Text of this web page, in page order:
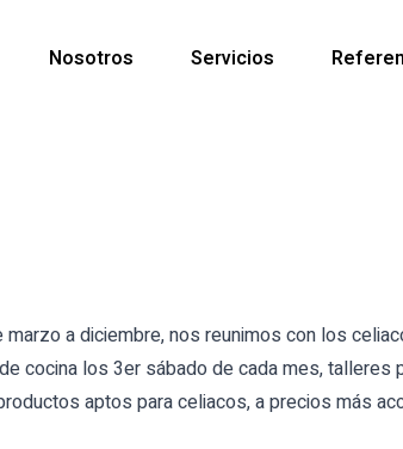
Nosotros Servicios
a diciembre, nos reunimos con los
cocina los 3er sábado de cada mes,
aptos para celiacos, a precios más